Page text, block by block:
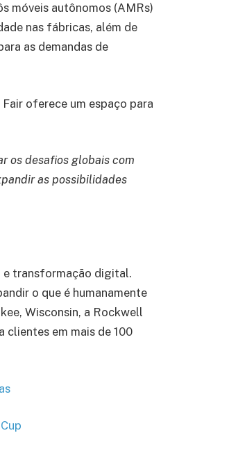
móveis autônomos (AMRs)
nas fábricas, além de
as demandas de
oferece um espaço para
os desafios globais com
as possibilidades
e transformação digital.
o que é humanamente
Wisconsin, a Rockwell
em mais de 100